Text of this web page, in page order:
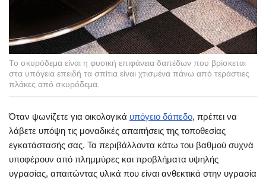
Το σκυρόδεμα είναι η φυσική επιφάνεια δαπέδων που βρίσκεται
στα υπόγεια επειδή τα σπίτια είναι χτισμένα πάνω από τεράστιες
πλάκες από σκυρόδεμα.
Όταν ψωνίζετε για οικολογικά υπόγειο δάπεδο, πρέπει να
λάβετε υπόψη τις μοναδικές απαιτήσεις της τοποθεσίας
εγκατάστασής σας. Τα περιβάλλοντα κάτω του βαθμού συχνά
υποφέρουν από πλημμύρες και προβλήματα υψηλής
υγρασίας, απαιτώντας υλικά που είναι ανθεκτικά στην υγρασία